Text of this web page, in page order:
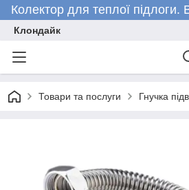
Колектор для теплої підлоги.
Клондайк
Товари та послуги Гнучка